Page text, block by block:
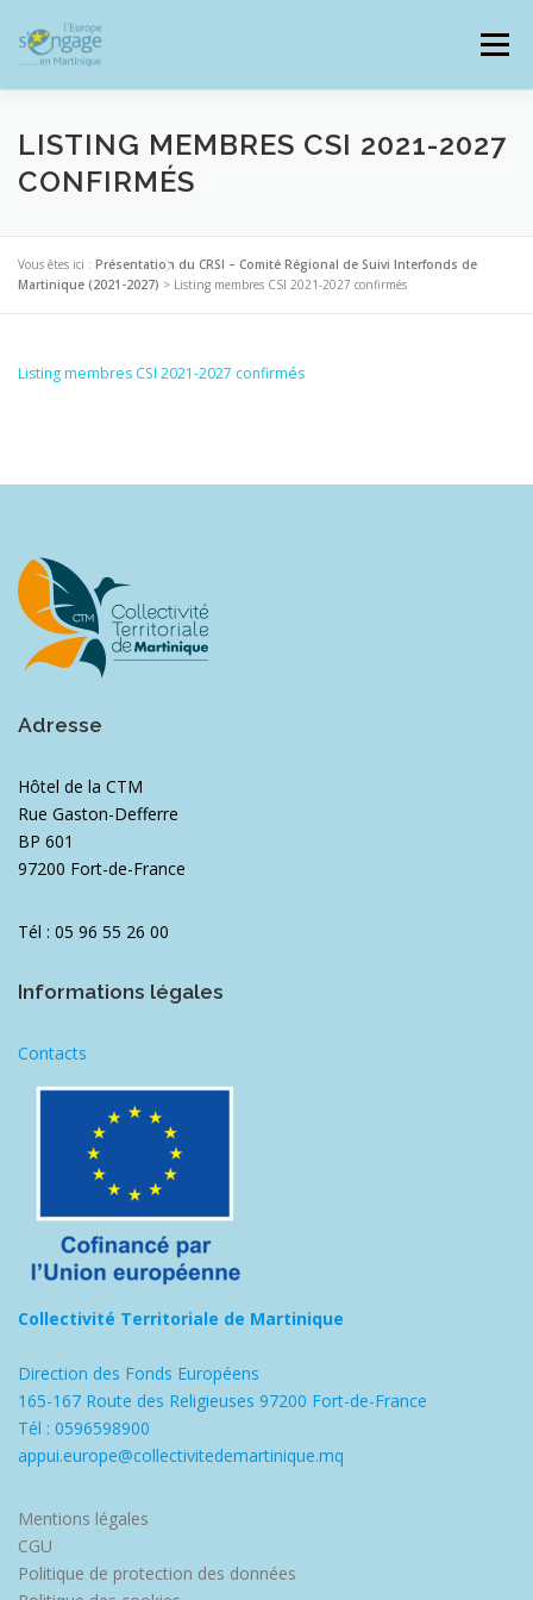
contenu
Menu
LISTING MEMBRES CSI 2021-2027
CONFIRMÉS
Vous êtes ici : Présentation du CRSI – Comité Régional de Suivi Interfonds de
Martinique (2021-2027) > Listing membres CSI 2021-2027 confirmés
Listing membres CSI 2021-2027 confirmés
Adresse
Hôtel de la CTM
Rue Gaston-Defferre
BP 601
97200 Fort-de-France
Tél : 05 96 55 26 00
Informations légales
Contacts
Collectivité Territoriale de Martinique
Direction des Fonds Européens
165-167 Route des Religieuses 97200 Fort-de-France
Tél : 0596598900
appui.europe@collectivitedemartinique.mq
Mentions légales
CGU
Politique de protection des données